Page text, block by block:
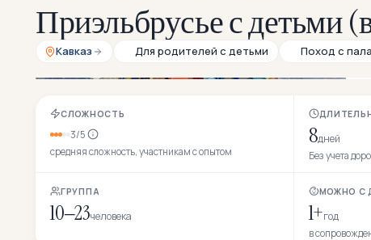
Приэльбрусье с детьми
Кавказ
Для родителей с детьми Поход с
СЛОЖНОСТЬ
3/5
средняя сложность, участникам с опытом
8дней
Без учета
ГРУППА
10–23человека
МОЖНО С
1+год
в